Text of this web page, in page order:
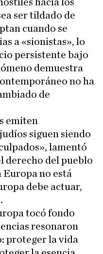
ser tildado de
cuando se
a «sionistas», lo
persistente bajo
demuestra
no ha
de
emiten
siguen siendo
lamentó
derecho del pueblo
no está
debe actuar,
tocó fondo
resonaron
proteger la vida